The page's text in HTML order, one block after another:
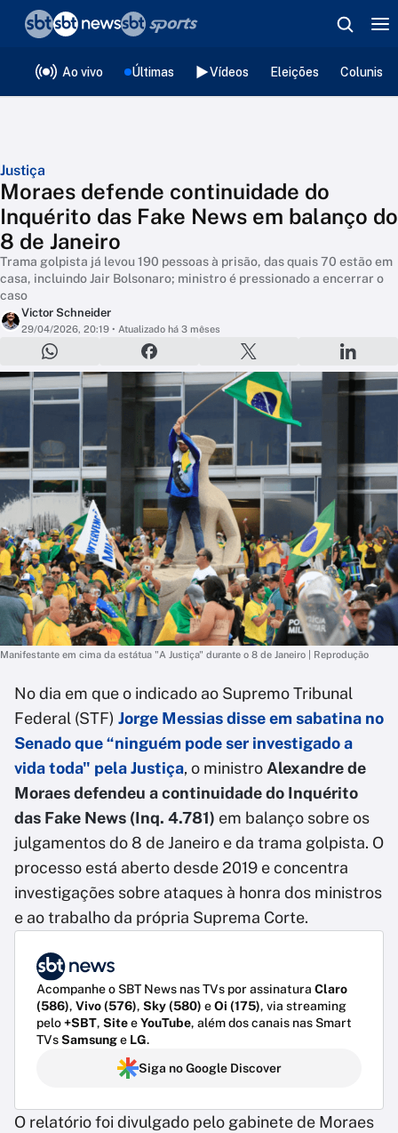
Ao vivo Últimas Vídeos Eleições
Justiça
Moraes defende continuidade do
Inquérito das Fake News em balanço do
8 de Janeiro
Trama golpista já levou 190 pessoas à prisão, das quais 70 estão em
casa, incluindo Jair Bolsonaro; ministro é pressionado a encerrar o
caso
Victor Schneider
29/04/2026, 20:19 • Atualizado há 3 mêses
Manifestante em cima da estátua "A Justiça" durante o 8 de Janeiro | Reprodução
No dia em que o indicado ao Supremo Tribunal
Federal (STF) Jorge Messias disse em sabatina no
Senado que “ninguém pode ser investigado a
vida toda" pela Justiça, o ministro Alexandre de
Moraes defendeu a continuidade do Inquérito
das Fake News (Inq. 4.781) em balanço sobre os
julgamentos do 8 de Janeiro e da trama golpista. O
processo está aberto desde 2019 e concentra
investigações sobre ataques à honra dos ministros
e ao trabalho da própria Suprema Corte.
Acompanhe o SBT News nas TVs por assinatura Claro
(586), Vivo (576), Sky (580) eOi (175), via streaming
pelo+SBT, SiteeYouTube, além dos canais nas Smart
TVsSamsunge LG.
Siga no Google Discover
O relatório foi divulgado pelo gabinete de Moraes
❮voltar
Editorias